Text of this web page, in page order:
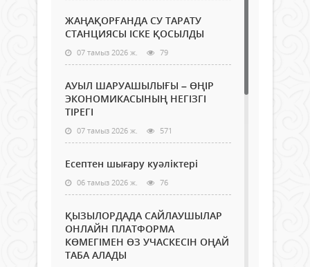
ЖАҢАҚОРҒАНДА СУ ТАРАТУ
СТАНЦИЯСЫ ІСКЕ ҚОСЫЛДЫ
07 тамыз 2026 ж. 79
АУЫЛ ШАРУАШЫЛЫҒЫ – ӨҢІР
ЭКОНОМИКАСЫНЫҢ НЕГІЗГІ
ТІРЕГІ
07 тамыз 2026 ж. 571
Есептен шығару куәліктері
06 тамыз 2026 ж. 76
ҚЫЗЫЛОРДАДА САЙЛАУШЫЛАР
ОНЛАЙН ПЛАТФОРМА
КӨМЕГІМЕН ӨЗ УЧАСКЕСІН ОҢАЙ
ТАБА АЛАДЫ